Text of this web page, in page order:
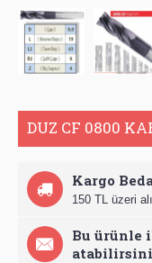
DUZ CF 0800
Kargo
150 TL üzeri
Bu ürünle